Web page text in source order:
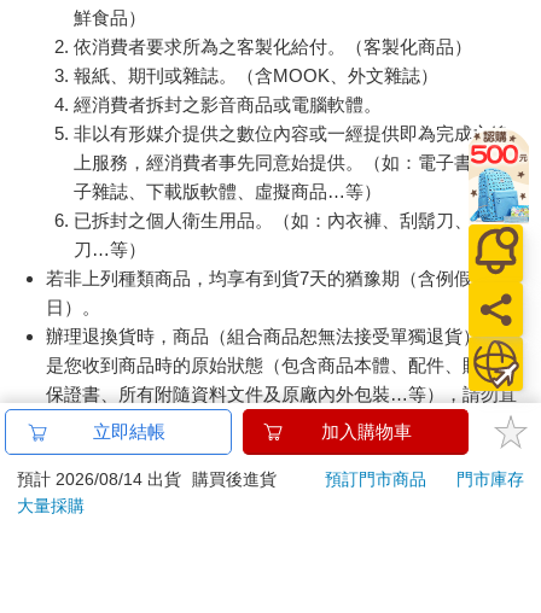
鮮食品）
依消費者要求所為之客製化給付。（客製化商品）
報紙、期刊或雜誌。（含MOOK、外文雜誌）
經消費者拆封之影音商品或電腦軟體。
非以有形媒介提供之數位內容或一經提供即為完成之線
上服務，經消費者事先同意始提供。（如：電子書、電
子雜誌、下載版軟體、虛擬商品…等）
已拆封之個人衛生用品。（如：內衣褲、刮鬍刀、除毛
刀…等）
若非上列種類商品，均享有到貨7天的猶豫期（含例假
日）。
辦理退換貨時，商品（組合商品恕無法接受單獨退貨）必須
是您收到商品時的原始狀態（包含商品本體、配件、贈品、
保證書、所有附隨資料文件及原廠內外包裝…等），請勿直
接使用原廠包裝寄送，或於原廠包裝上黏貼紙張或書寫文
字。
退回商品若無法回復原狀，將請您負擔回復原狀所需費用，
嚴重時將影響您的退貨權益。
立即結帳 加入購物車
預計 2026/08/14 出貨 購買後進貨 預訂門市商品
門市庫存
大量採購